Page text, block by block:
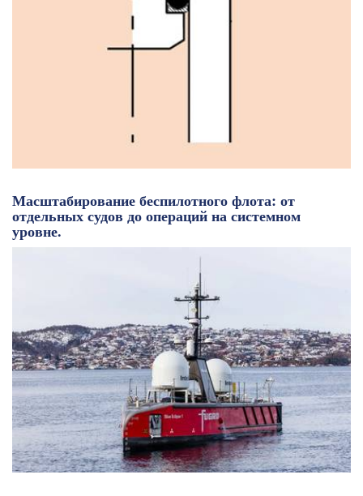
Масштабирование беспилотного флота: от
отдельных судов до операций на системном
уровне.